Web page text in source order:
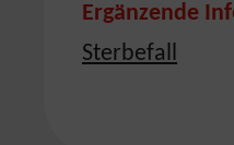
Ergänzende
Sterbefall